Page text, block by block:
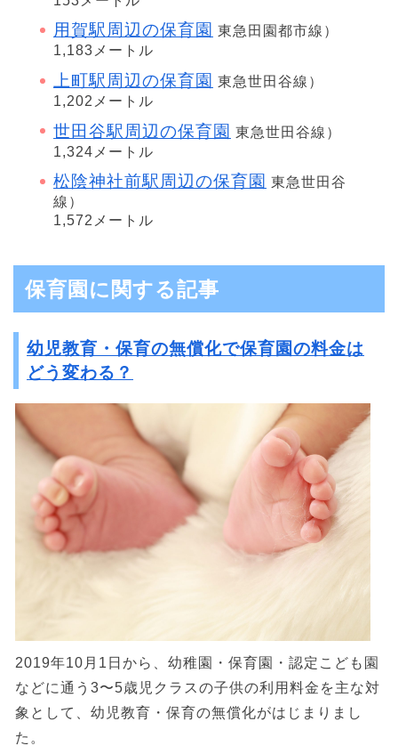
用賀駅周辺の保育園 東急田園都市線）
1,183メートル
上町駅周辺の保育園 東急世田谷線）
1,202メートル
世田谷駅周辺の保育園 東急世田谷線）
1,324メートル
松陰神社前駅周辺の保育園 東急世田谷
線）
1,572メートル
保育園に関する記事
幼児教育・保育の無償化で保育園の料金は
どう変わる？
2019年10月1日から、幼稚園・保育園・認定こども園
などに通う3〜5歳児クラスの子供の利用料金を主な対
象として、幼児教育・保育の無償化がはじまりまし
た。